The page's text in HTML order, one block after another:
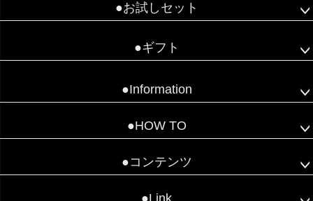
●お試しセット
●ギフト
●Information
●HOW TO
●コンテンツ